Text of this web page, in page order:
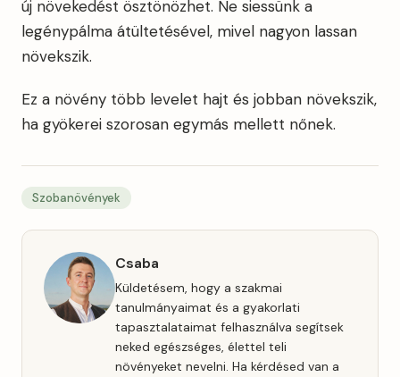
új növekedést ösztönözhet. Ne siessünk a
legénypálma átültetésével, mivel nagyon lassan
növekszik.
Ez a növény több levelet hajt és jobban növekszik,
ha gyökerei szorosan egymás mellett nőnek.
Szobanövények
Csaba
Küldetésem, hogy a szakmai
tanulmányaimat és a gyakorlati
tapasztalataimat felhasználva segítsek
neked egészséges, élettel teli
növényeket nevelni. Ha kérdésed van a